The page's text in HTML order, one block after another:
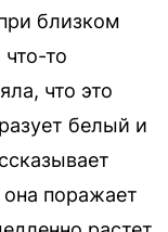
близком
то
что это
белый и
поражает